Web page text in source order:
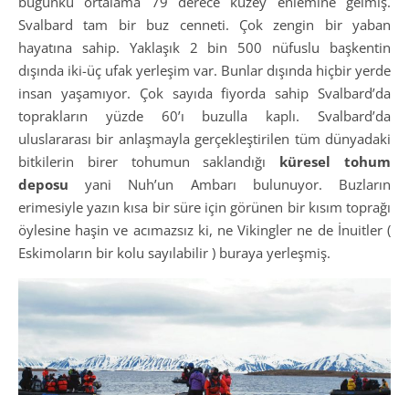
Svalbard tam bir buz cenneti. Çok zengin bir yaban
hayatına sahip. Yaklaşık 2 bin 500 nüfuslu başkentin
dışında iki-üç ufak yerleşim var. Bunlar dışında hiçbir yerde
insan yaşamıyor. Çok sayıda fiyorda sahip Svalbard’da
toprakların yüzde 60’ı buzulla kaplı. Svalbard’da
uluslararası bir anlaşmayla gerçekleştirilen tüm dünyadaki
bitkilerin birer tohumun saklandığı küresel tohum
deposu yani Nuh’un Ambarı bulunuyor. Buzların
erimesiyle yazın kısa bir süre için görünen bir kısım toprağı
öylesine haşin ve acımazsız ki, ne Vikingler ne de İnuitler (
Eskimoların bir kolu sayılabilir ) buraya yerleşmiş.